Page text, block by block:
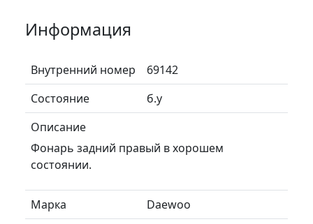
Информация
Внутренний номер
69142
Состояние
б.у
Описание
Фонарь задний правый в хорошем
состоянии.
Марка
Daewoo